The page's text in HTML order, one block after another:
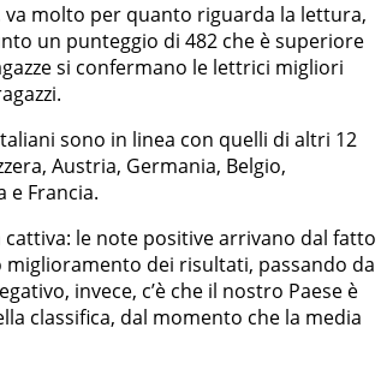
va molto per quanto riguarda la lettura,
un punteggio di 482 che è superiore
si confermano le lettrici migliori
sono in linea con quelli di altri 12
Austria, Germania, Belgio,
e Francia.
le note positive arrivano dal fatto
dei risultati, passando da
invece, c’è che il nostro Paese è
classifica, dal momento che la media